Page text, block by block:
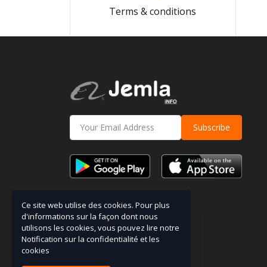
Terms & conditions
Subscribe
Ce site web utilise des cookies. Pour plus
d'informations sur la façon dont nous
utilisons les cookies, vous pouvez lire notre
Notification sur la confidentialité et les
cookies